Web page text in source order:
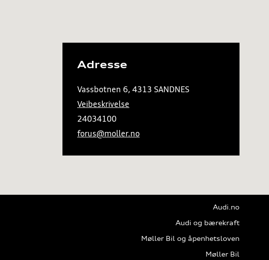
Adresse
Vassbotnen 6, 4313 SANDNES
Veibeskrivelse
24034100
forus@moller.no
Audi.no
Audi og bærekraft
Møller Bil og åpenhetsloven
Møller Bil